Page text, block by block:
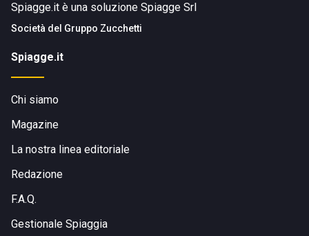
Spiagge.it è una soluzione Spiagge Srl
Società del Gruppo Zucchetti
Spiagge.it
Chi siamo
Magazine
La nostra linea editoriale
Redazione
F.A.Q.
Gestionale Spiaggia